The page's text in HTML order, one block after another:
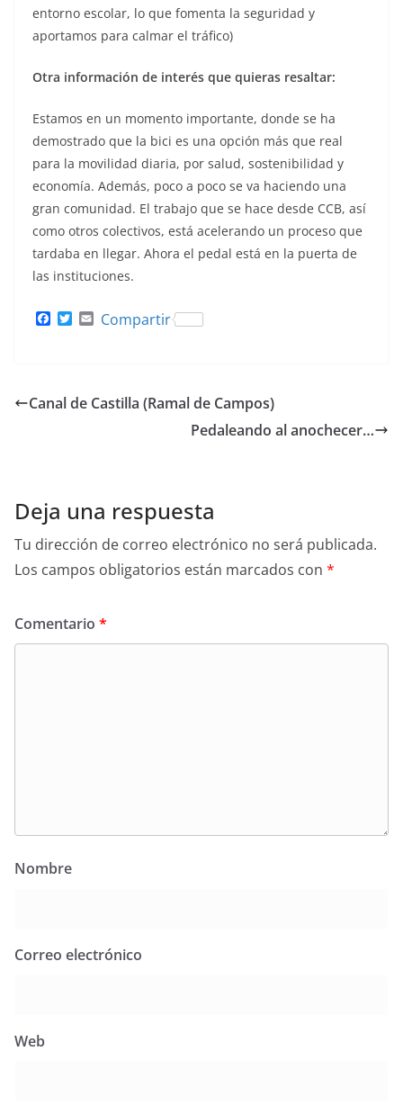
entorno escolar, lo que fomenta la seguridad y
aportamos para calmar el tráfico)
Otra información de interés que quieras resaltar:
Estamos en un momento importante, donde se ha
demostrado que la bici es una opción más que real
para la movilidad diaria, por salud, sostenibilidad y
economía. Además, poco a poco se va haciendo una
gran comunidad. El trabajo que se hace desde CCB, así
como otros colectivos, está acelerando un proceso que
tardaba en llegar. Ahora el pedal está en la puerta de
las instituciones.
o
T
r
Compartir
Canal de Castilla (Ramal de Campos)
Pedaleando al anochecer…
Deja una respuesta
Tu dirección de correo electrónico no será publicada.
Los campos obligatorios están marcados con *
Comentario *
Nombre
Correo electrónico
Web